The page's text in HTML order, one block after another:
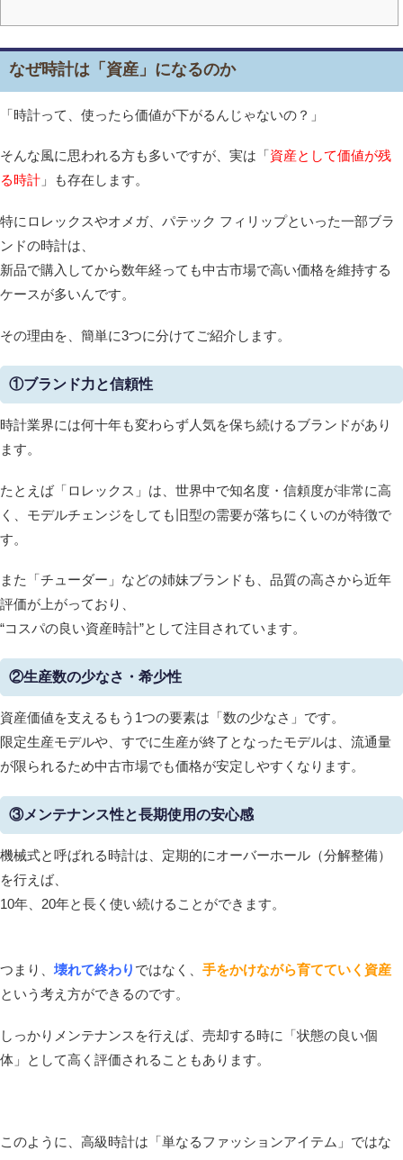
なぜ時計は「資産」になるのか
「時計って、使ったら価値が下がるんじゃないの？」
そんな風に思われる方も多いですが、実は「資産として価値が残
る時計 」も存在します。
特にロレックスやオメガ、パテック フィリップといった一部ブラ
ンドの時計は、
新品で購入してから数年経っても中古市場で高い価格を維持する
ケースが多いんです。
その理由を、簡単に3つに分けてご紹介します。
①ブランド力と信頼性
時計業界には何十年も変わらず人気を保ち続けるブランドがあり
ます。
たとえば「ロレックス」は、世界中で知名度・信頼度が非常に高
く、モデルチェンジをしても旧型の需要が落ちにくいのが特徴で
す。
また「チューダー」などの姉妹ブランドも、品質の高さから近年
評価が上がっており、
“コスパの良い資産時計”として注目されています。
②生産数の少なさ・希少性
資産価値を支えるもう1つの要素は「数の少なさ」です。
限定生産モデルや、すでに生産が終了となったモデルは、流通量
が限られるため中古市場でも価格が安定しやすくなります。
③メンテナンス性と長期使用の安心感
機械式と呼ばれる時計は、定期的にオーバーホール（分解整備）
を行えば、
10年、20年と長く使い続けることができます。
つまり、 壊れて終わり ではなく、 手をかけながら育てていく資産
という考え方ができるのです。
しっかりメンテナンスを行えば、売却する時に「状態の良い個
体」として高く評価されることもあります。
このように、高級時計は「単なるファッションアイテム」ではな